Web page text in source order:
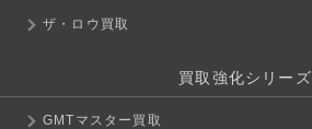
ザ・ロウ買取
買取強化シリーズ
GMTマスター買取